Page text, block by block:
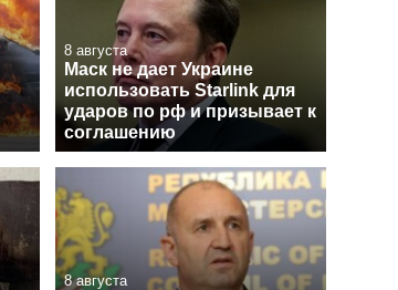
8 августа
Маск не дает Украине
использовать Starlink для
ударов по рф и призывает к
соглашению
8 августа